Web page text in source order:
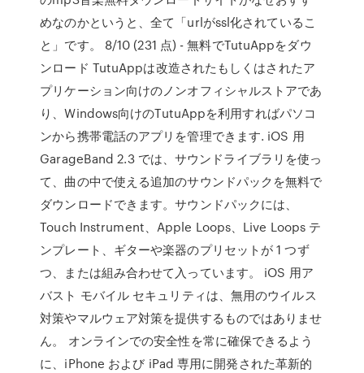
めなのかというと、全て「urlがssl化されているこ
と」です。 8/10 (231 点) - 無料でTutuAppをダウ
ンロード TutuAppは改造されたもしくはされたア
プリケーション向けのノンオフィシャルストアであ
り、Windows向けのTutuAppを利用すればパソコ
ンから携帯電話のアプリを管理できます. iOS 用
GarageBand 2.3 では、サウンドライブラリを使っ
て、曲の中で使える追加のサウンドパックを無料で
ダウンロードできます。サウンドパックには、
Touch Instrument、Apple Loops、Live Loops テ
ンプレート、ギターや楽器のプリセットが 1 つず
つ、または組み合わせて入っています。 iOS 用ア
バスト モバイル セキュリティは、無用のウイルス
対策やマルウェア対策を提供するものではありませ
ん。 オンラインでの安全性を常に確保できるよう
に、iPhone および iPad 専用に開発された革新的